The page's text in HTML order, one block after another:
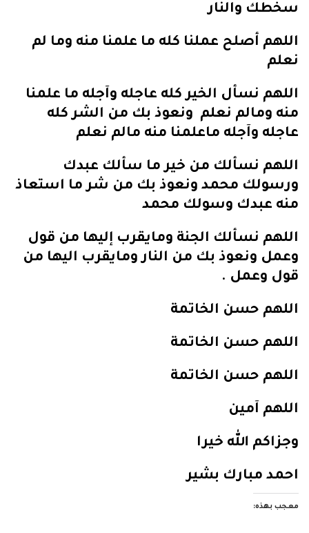
سخطك والنار
اللهم أصلح عملنا كله ما علمنا منه وما لم
نعلم
اللهم نسأل الخير كله عاجله وآجله ما علمنا
منه ومالم نعلم ونعوذ بك من الشر كله
عاجله وآجله ماعلمنا منه مالم نعلم
اللهم نسألك من خير ما سألك عبدك
ورسولك محمد ونعوذ بك من شر ما استعاذ
منه عبدك وسولك محمد
اللهم نسألك الجنة ومايقرب إليها من قول
وعمل ونعوذ بك من النار ومايقرب اليها من
قول وعمل .
اللهم حسن الخاتمة
اللهم حسن الخاتمة
اللهم حسن الخاتمة
اللهم آمين
وجزاكم الله خيرا
احمد مبارك بشير
معجب بهذه: